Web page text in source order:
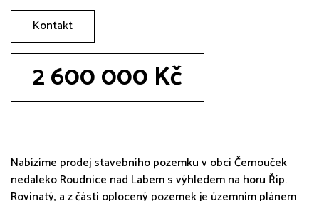
Kontakt
2 600 000 Kč
Nabízíme prodej stavebního pozemku v obci Černouček
nedaleko Roudnice nad Labem s výhledem na horu Říp.
Rovinatý, a z části oplocený pozemek je územním plánem